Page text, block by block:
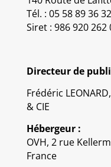
Tél. : 05 58 89 36 32
Siret : 986 920 262
Directeur de
Frédéric
& CIE
Hébergeur :
OVH, 2 rue
France